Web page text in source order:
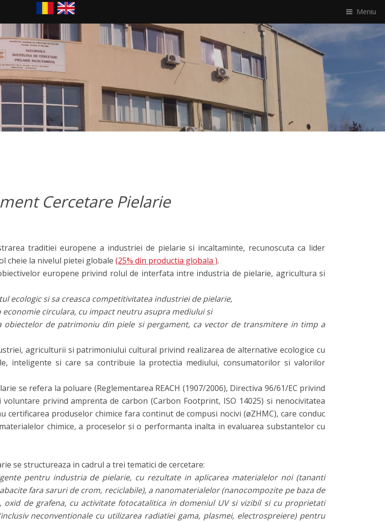
Meniu
Cercetare Pielarie
traditiei europene a industriei de pielarie si incaltaminte, recunoscuta ca lider
cheie la nivelul pietei globale (25% din productia globala ).
europene privind rolul de interfata intre industria de pielarie, agricultura si
ecologic si sa creasca competitivitatea industriei de pielarie,
circulara, cu impact neutru asupra mediului si
de patrimoniu din piele si pergament, ca vector de transmitere in timp a
agriculturii si patrimoniului cultural privind realizarea de alternative ecologice cu
inteligente si care sa contribuie la protectia mediului, consumatorilor si valorilor
se refera la poluare (Reglementarea REACH (1907/2006), Directiva 96/61/EC privind
privind amprenta de carbon (Carbon Footprint, ISO 14025) si nenocivitatea
certificarea produselor chimice fara continut de compusi nocivi (øZHMC), care conduc
chimice, a proceselor si o performanta inalta in evaluarea substantelor cu
se structureaza in cadrul a trei tematici de cercetare:
pentru industria de pielarie, cu rezultate in aplicarea materialelor noi (tananti
fara saruri de crom, reciclabile), a nanomaterialelor (nanocompozite pe baza de
de grafena, cu activitate fotocatalitica in domeniul UV si vizibil si cu proprietati
neconventionale cu utilizarea radiatiei gama, plasmei, electrospreiere) pentru